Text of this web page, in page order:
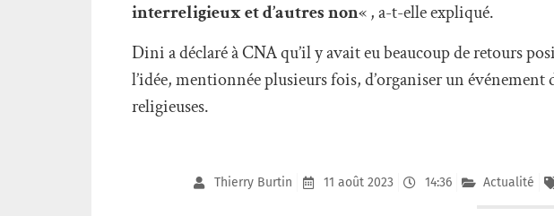
interreligieux et d’autres non« , a-t-elle expliqué.
Dini a déclaré à CNA qu’il y avait eu beaucoup de retours
l’idée, mentionnée plusieurs fois, d’organiser un
religieuses.
Thierry Burtin 11 août 2023 14:36 Actualité